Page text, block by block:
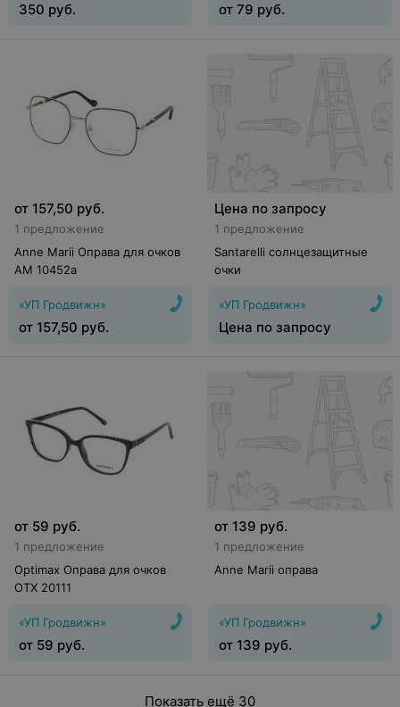
350 руб. от 79 руб.
от 157,50 руб.
1 предложение
Anne Marii Оправа для очков
AM 10452a
«УП Гродвижн»
от 157,50 руб.
Цена по запросу
1 предложение
Santarelli солнцезащитные
очки
«УП Гродвижн»
Цена по запросу
от 59 руб.
1 предложение
Optimax Оправа для очков
OTX 20111
«УП Гродвижн»
от 59 руб.
от 139 руб.
1 предложение
Anne Marii оправа
«УП Гродвижн»
от 139 руб.
Показать ещё 30